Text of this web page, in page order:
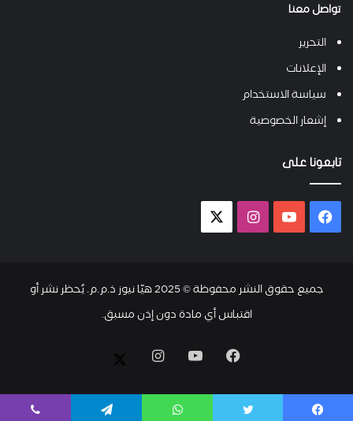
تواصل معنا
التحرير
الإعلانات
سياسة الاستخدام
إشعار الخصوصية
تابعونا على
فيسبوك يوتيوب انستقرام
جميع حقوق النشر محفوظة © 2025 هيّا نيوز ذ.م.م. يُحظر نشر أو
اقتباس أي مادة دون إذن مسبق.
فيسبوك يوتيوب انستقرام
twitter